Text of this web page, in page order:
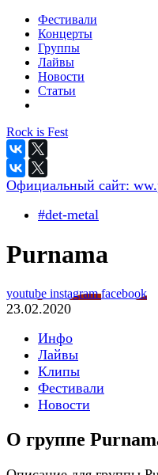
Фестивали
Концерты
Группы
Лайвы
Новости
Статьи
Rock is Fest
Официальный сайт:
#det-metal
Purnama
youtube instagramfacebook
23.02.2020
Инфо
Лайвы
Клипы
Фестивали
Новости
О группе